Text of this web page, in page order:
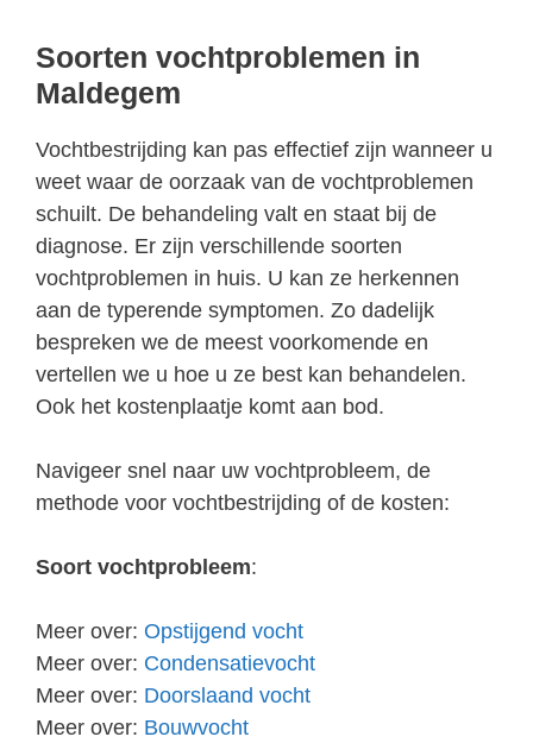
Soorten vochtproblemen in
Maldegem
Vochtbestrijding kan pas effectief zijn wanneer u
weet waar de oorzaak van de vochtproblemen
schuilt. De behandeling valt en staat bij de
diagnose. Er zijn verschillende soorten
vochtproblemen in huis. U kan ze herkennen
aan de typerende symptomen. Zo dadelijk
bespreken we de meest voorkomende en
vertellen we u hoe u ze best kan behandelen.
Ook het kostenplaatje komt aan bod.
Navigeer snel naar uw vochtprobleem, de
methode voor vochtbestrijding of de kosten:
Soort vochtprobleem:
Meer over: Opstijgend vocht
Meer over: Condensatievocht
Meer over: Doorslaand vocht
Meer over: Bouwvocht